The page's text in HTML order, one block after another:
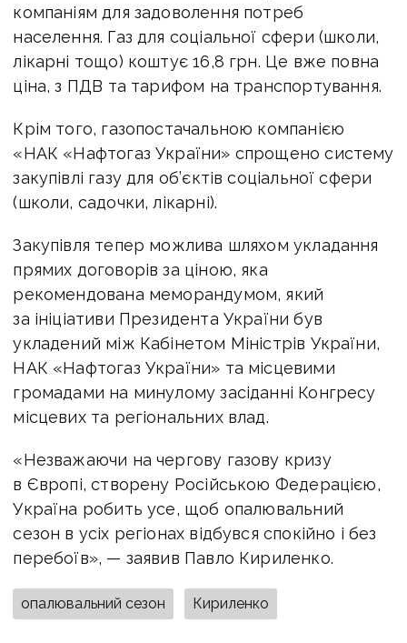
компаніям для задоволення потреб
населення. Газ для соціальної сфери (школи,
лікарні тощо) коштує 16,8 грн. Це вже повна
ціна, з ПДВ та тарифом на транспортування.
Крім того, газопостачальною компанією
«НАК «Нафтогаз України» спрощено систему
закупівлі газу для об’єктів соціальної сфери
(школи, садочки, лікарні).
Закупівля тепер можлива шляхом укладання
прямих договорів за ціною, яка
рекомендована меморандумом, який
за ініціативи Президента України був
укладений між Кабінетом Міністрів України,
НАК «Нафтогаз України» та місцевими
громадами на минулому засіданні Конгресу
місцевих та регіональних влад.
«Незважаючи на чергову газову кризу
в Європі, створену Російською Федерацією,
Україна робить усе, щоб опалювальний
сезон в усіх регіонах відбувся спокійно і без
перебоїв», — заявив Павло Кириленко.
опалювальний сезон Кириленко